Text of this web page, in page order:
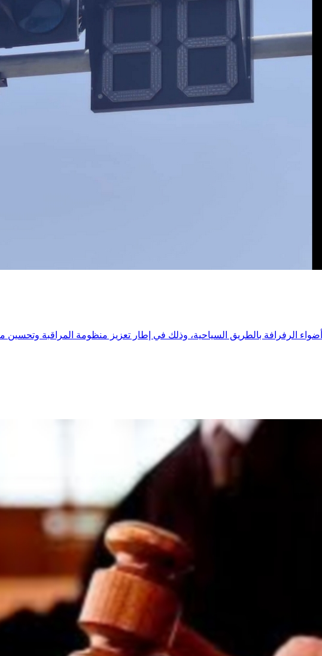
الرفرافة بالطريق السياحية، وذلك في إطار تعزيز منظومة المراقبة وتحسين